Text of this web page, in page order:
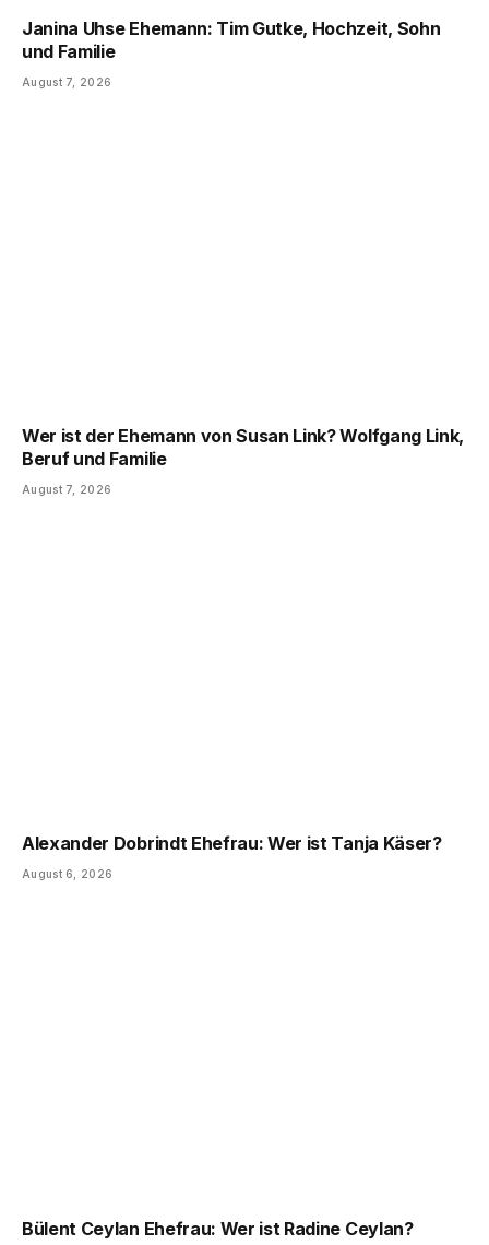
Janina Uhse Ehemann: Tim Gutke, Hochzeit, Sohn
und Familie
August 7, 2026
Wer ist der Ehemann von Susan Link? Wolfgang Link,
Beruf und Familie
August 7, 2026
Alexander Dobrindt Ehefrau: Wer ist Tanja Käser?
August 6, 2026
Bülent Ceylan Ehefrau: Wer ist Radine Ceylan?